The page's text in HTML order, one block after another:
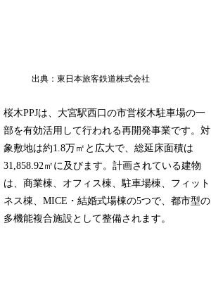
出典：東日本旅客鉄道株式会社
桜木PPJは、大宮駅西口の市営桜木駐車場の一
部を有効活用して行われる再開発事業です。対
象敷地は約1.8万㎡と広大で、総延床面積は
31,858.92㎡に及びます。計画されている建物
は、商業棟、オフィス棟、駐車場棟、フィット
ネス棟、MICE・結婚式場棟の5つで、都市型の
多機能複合施設として整備されます。